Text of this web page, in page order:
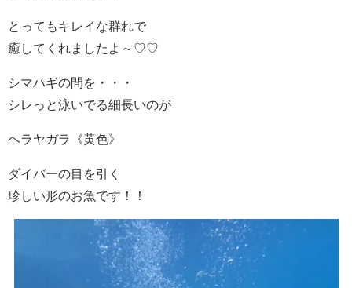
とってもキレイな群れで
癒してくれましたよ～♡♡
シマハギの間を・・・
シレっと泳いでる細長いのが
ヘラヤガラ《黄色》
ダイバーの目を引く
珍しい形のお魚です！！